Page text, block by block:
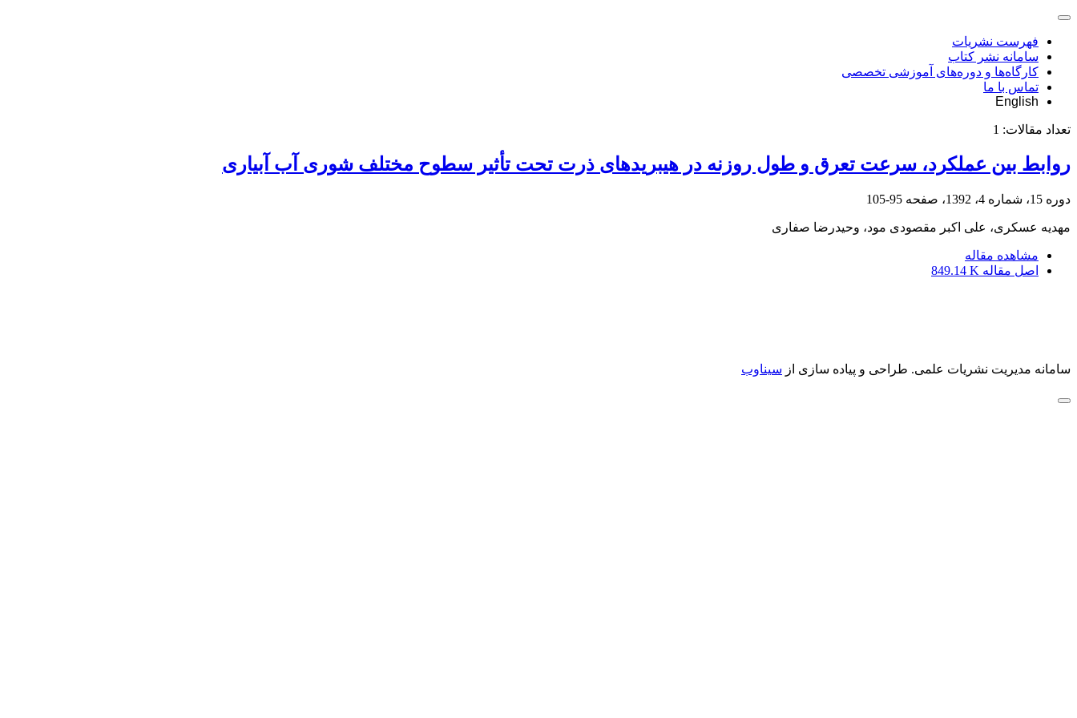
فهرست نشریات
سامانه نشر کتاب
کارگاه‌ها و دوره‌های آموزشی تخصصی
تماس با ما
English
تعداد مقالات: 1
روابط بین عملکرد، سرعت تعرق و طول روزنه در هیبرید‌های ذرت تحت تأثیر سطوح مختلف شوری آب آبیاری
دوره 15، شماره 4، 1392، صفحه 95-105
مهدیه عسکری، علی اکبر مقصودی مود، وحیدرضا صفاری
مشاهده مقاله
اصل مقاله 849.14 K
سامانه مدیریت نشریات علمی. طراحی و پیاده سازی از سیناوب